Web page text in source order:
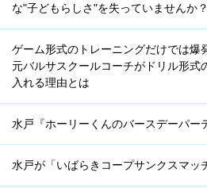
な"子どもらしさ"を失っていませんか？
ゲーム形式のトレーニングだけでは
元バルサスクールコーチがドリル形式
入れる理由とは
水戸『ホーリーくんのバースデーパー
水戸が「いばらきコープサンクスマッ